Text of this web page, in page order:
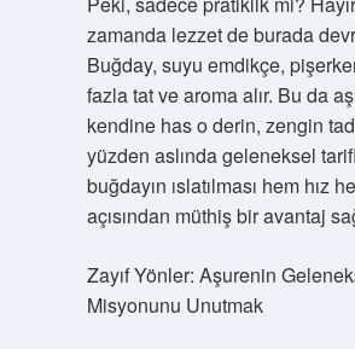
zamanda lezzet de burada
Buğday, suyu emdikçe,
fazla tat ve aroma alır. Bu da
kendine has o derin, zengin
yüzden aslında geleneksel
buğdayın ıslatılması hem hız
açısından müthiş bir avantaj
Zayıf Yönler: Aşurenin
Misyonunu Unutmak